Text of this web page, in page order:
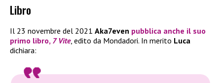
Libro
Il 23 novembre del 2021 Aka7even pubblica anche il suo
primo libro, 7 Vite, edito da Mondadori. In merito Luca
dichiara: